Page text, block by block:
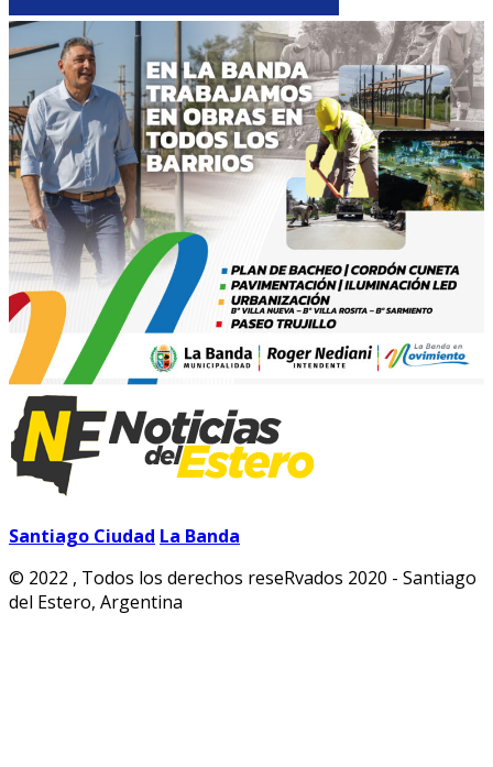
Santiago Ciudad La Banda
© 2022 , Todos los derechos reseRvados 2020 - Santiago
del Estero, Argentina